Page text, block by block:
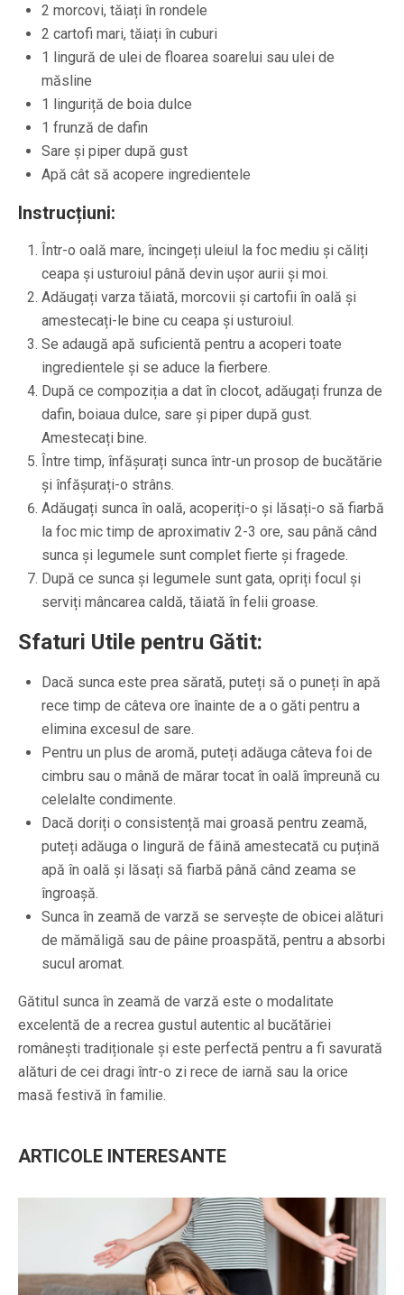
2 morcovi, tăiați în rondele
2 cartofi mari, tăiați în cuburi
1 lingură de ulei de floarea soarelui sau ulei de
măsline
1 linguriță de boia dulce
1 frunză de dafin
Sare și piper după gust
Apă cât să acopere ingredientele
Instrucțiuni:
Într-o oală mare, încingeți uleiul la foc mediu și căliți
ceapa și usturoiul până devin ușor aurii și moi.
Adăugați varza tăiată, morcovii și cartofii în oală și
amestecați-le bine cu ceapa și usturoiul.
Se adaugă apă suficientă pentru a acoperi toate
ingredientele și se aduce la fierbere.
După ce compoziția a dat în clocot, adăugați frunza de
dafin, boiaua dulce, sare și piper după gust.
Amestecați bine.
Între timp, înfășurați sunca într-un prosop de bucătărie
și înfășurați-o strâns.
Adăugați sunca în oală, acoperiți-o și lăsați-o să fiarbă
la foc mic timp de aproximativ 2-3 ore, sau până când
sunca și legumele sunt complet fierte și fragede.
După ce sunca și legumele sunt gata, opriți focul și
serviți mâncarea caldă, tăiată în felii groase.
Sfaturi Utile pentru Gătit:
Dacă sunca este prea sărată, puteți să o puneți în apă
rece timp de câteva ore înainte de a o găti pentru a
elimina excesul de sare.
Pentru un plus de aromă, puteți adăuga câteva foi de
cimbru sau o mână de mărar tocat în oală împreună cu
celelalte condimente.
Dacă doriți o consistență mai groasă pentru zeamă,
puteți adăuga o lingură de făină amestecată cu puțină
apă în oală și lăsați să fiarbă până când zeama se
îngroașă.
Sunca în zeamă de varză se servește de obicei alături
de mămăligă sau de pâine proaspătă, pentru a absorbi
sucul aromat.
Gătitul sunca în zeamă de varză este o modalitate
excelentă de a recrea gustul autentic al bucătăriei
românești tradiționale și este perfectă pentru a fi savurată
alături de cei dragi într-o zi rece de iarnă sau la orice
masă festivă în familie.
ARTICOLE INTERESANTE